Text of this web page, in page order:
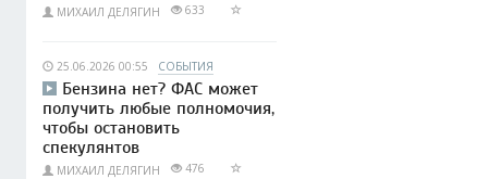
МИХАИЛ ДЕЛЯГИН 633
25.06.2026 00:55 СОБЫТИЯ
Бензина нет? ФАС может
получить любые полномочия,
чтобы остановить
спекулянтов
МИХАИЛ ДЕЛЯГИН 476